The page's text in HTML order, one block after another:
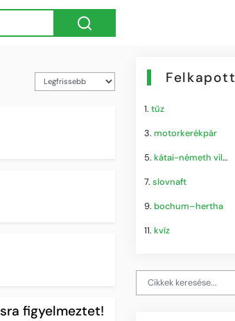
figyelmeztet!
Felkapott
1.tűz
3.motorkerékpár
5.kátai-németh vilmos
7.slovnaft
9.bochum–hertha
11.kvíz